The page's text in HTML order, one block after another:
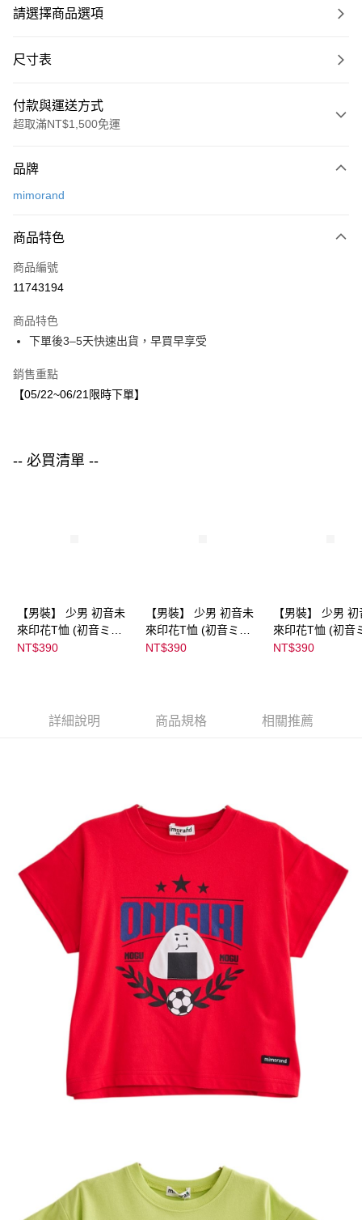
請選擇商品選項
尺寸表
付款與運送方式
超取滿NT$1,500免運
信用卡一次付款
Apple Pay
街口支付
運送方式
每筆NT$80，滿NT$1,500(含以上)免運費
宅配
品牌
mimorand
商品特色
商品編號
11743194
商品特色
下單後3–5天快速出貨，早買早享受
銷售重點
【05/22~06/21限時下單】
-- 必買清單 --
【男裝】 少男 初音未
來印花T恤 (初音ミク)
｜
NT$390
【男裝】 少男 初音未
來印花T恤 (初音ミク)
｜
NT$390
【男裝】 少男
來印花T恤 (初音
｜
NT$390
詳細說明 商品規格 相關推薦